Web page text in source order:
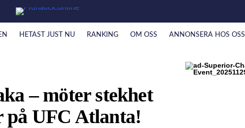
HETAST JUST NU RANKING OM OSS ANNONSERA HOS OSS
– möter stekhet
på UFC Atlanta!